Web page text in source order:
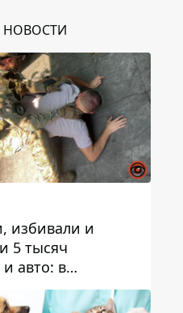
НОВОСТИ
избивали и
5 тысяч
авто: в
задержали двух